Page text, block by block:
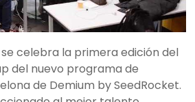
celebra la primera edición del
del nuevo programa de
de Demium by SeedRocket.